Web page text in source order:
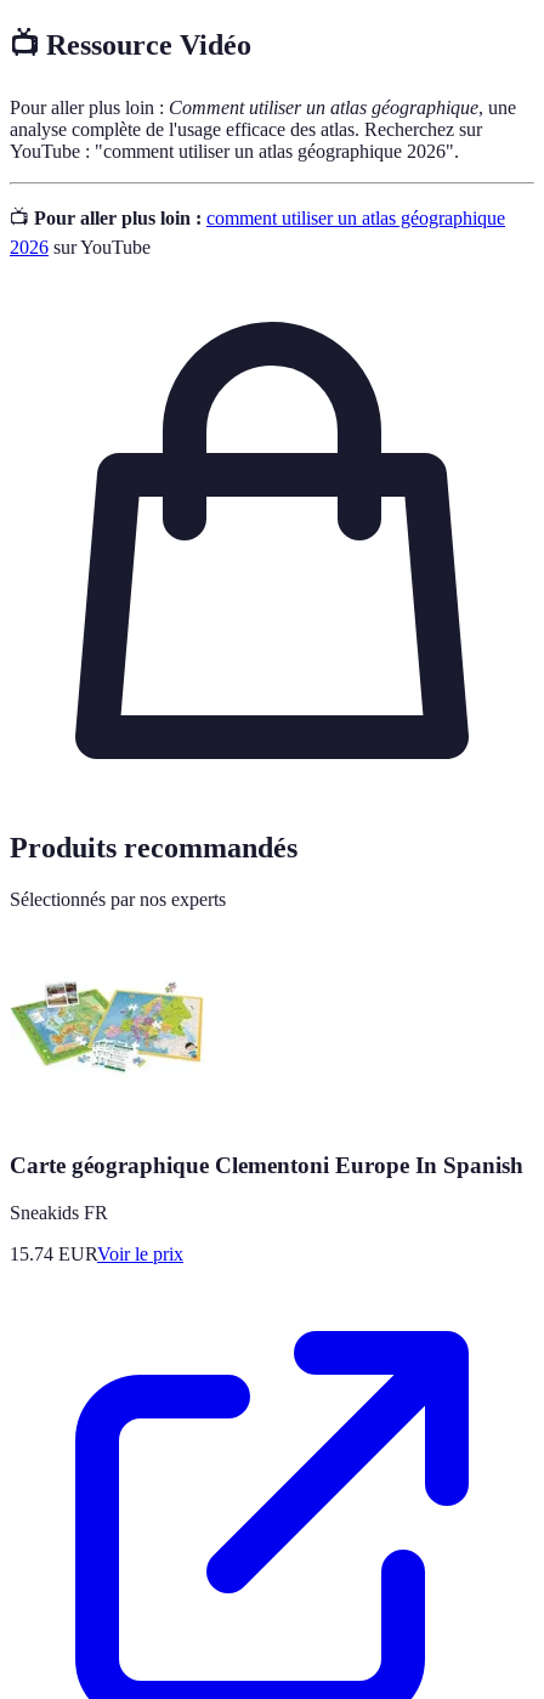
📺 Ressource Vidéo
Pour aller plus loin : Comment utiliser un atlas géographique, une
analyse complète de l'usage efficace des atlas. Recherchez sur
YouTube : "comment utiliser un atlas géographique 2026".
📺 Pour aller plus loin : comment utiliser un atlas géographique
2026 sur YouTube
Produits recommandés
Sélectionnés par nos experts
Carte géographique Clementoni Europe In Spanish
Sneakids FR
15.74 EURVoir le prix